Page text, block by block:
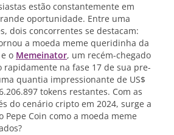
estão constantemente em
oportunidade. Entre uma
dois concorrentes se destacam:
a moeda meme queridinha da
o Memeinator, um recém-chegado
rapidamente na fase 17 de sua pre-
quantia impressionante de US$
tokens restantes. Com as
do cenário cripto em 2024, surge a
Pepe Coin como a moeda meme